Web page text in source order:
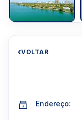
‹VOLTAR
Endereço: